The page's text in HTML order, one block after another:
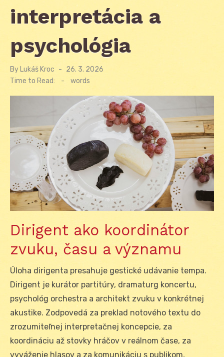
interpretácia a
psychológia
By Lukáš Kroc
Posted
on
26. 3. 2026
Time to Read:
- words
Dirigent ako koordinátor
zvuku, času a významu
Úloha dirigenta presahuje gestické udávanie tempa.
Dirigent je kurátor partitúry, dramaturg koncertu,
psychológ orchestra a architekt zvuku v konkrétnej
akustike. Zodpovedá za preklad notového textu do
zrozumiteľnej interpretačnej koncepcie, za
koordináciu až stovky hráčov v reálnom čase, za
vyváženie hlasov a za komunikáciu s publikom,